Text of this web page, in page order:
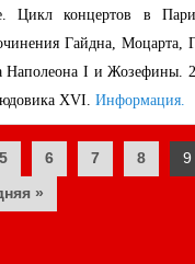
Цикл концертов в
Гайдна, Моцарта,
Наполеона I и Жозефины.
XVI. Информация.
5 6 7 8 9
»